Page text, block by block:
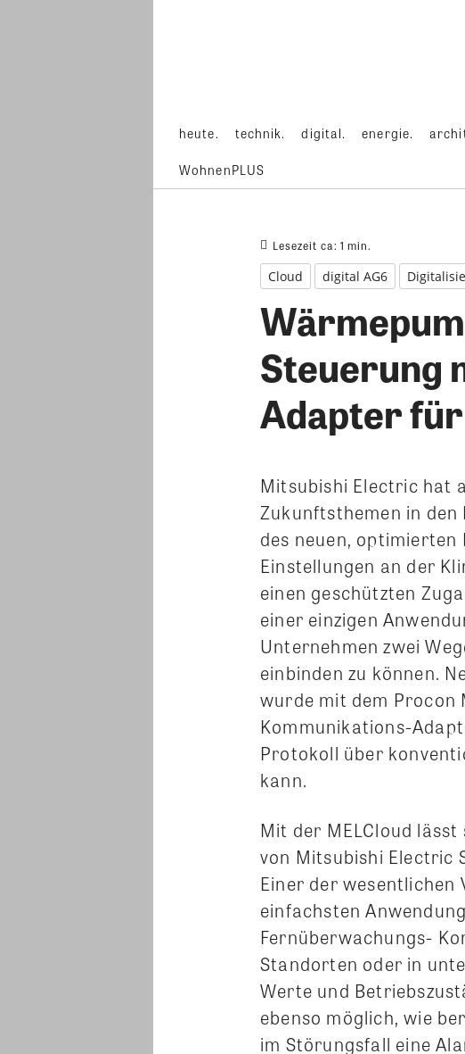
heute. technik. digital. energie.
WohnenPLUS
Lesezeit ca: 1 min.
Cloud digital AG6
Steuerung
Adapter
Mitsubishi Electric hat
Zukunftsthemen in
des neuen, optimierten
Einstellungen an der
einen geschützten
einer einzigen
Unternehmen zwei
einbinden zu können.
wurde mit dem Procon
Kommunikations-
Protokoll über
kann.
Mit der MELCloud
von Mitsubishi Electric
Einer der wesentlichen
einfachsten
Fernüberwachungs-
Standorten oder in
Werte und
ebenso möglich, wie
im Störungsfall eine